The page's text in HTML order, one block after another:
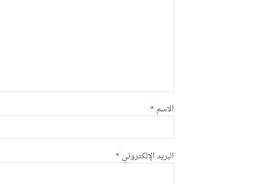
الاسم *
البريد الإلكتروني *